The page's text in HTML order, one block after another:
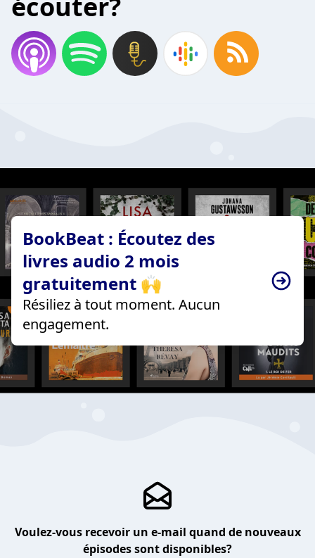
BookBeat : Écoutez des
livres audio 2 mois
gratuitement 🙌
Résiliez à tout moment. Aucun
engagement.
Voulez-vous recevoir un e-mail quand de nouveaux
épisodes sont disponibles?